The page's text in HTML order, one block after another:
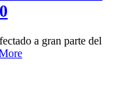
a gran parte del